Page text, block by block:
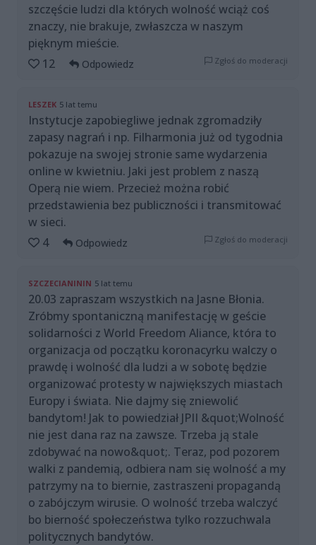
szczęście ludzi dla których wolność wciąż coś
znaczy, nie brakuje, zwłaszcza w naszym
pięknym mieście.
12
Odpowiedz Zgłoś do moderacji
LESZEK 5 lat temu
Instytucje zapobiegliwe jednak zgromadziły
zapasy nagrań i np. Filharmonia już od tygodnia
pokazuje na swojej stronie same wydarzenia
online w kwietniu. Jaki jest problem z naszą
Operą nie wiem. Przecież można robić
przedstawienia bez publiczności i transmitować
w sieci.
4
Odpowiedz Zgłoś do moderacji
SZCZECIANININ 5 lat temu
20.03 zapraszam wszystkich na Jasne Błonia.
Zróbmy spontaniczną manifestację w geście
solidarności z World Freedom Aliance, która to
organizacja od początku koronacyrku walczy o
prawdę i wolność dla ludzi a w sobotę będzie
organizować protesty w największych miastach
Europy i świata. Nie dajmy się zniewolić
bandytom! Jak to powiedział JPII &quot;Wolność
nie jest dana raz na zawsze. Trzeba ją stale
zdobywać na nowo&quot;. Teraz, pod pozorem
walki z pandemią, odbiera nam się wolność a my
patrzymy na to biernie, zastraszeni propagandą
o zabójczym wirusie. O wolność trzeba walczyć
bo bierność społeczeństwa tylko rozzuchwala
politycznych bandytów.